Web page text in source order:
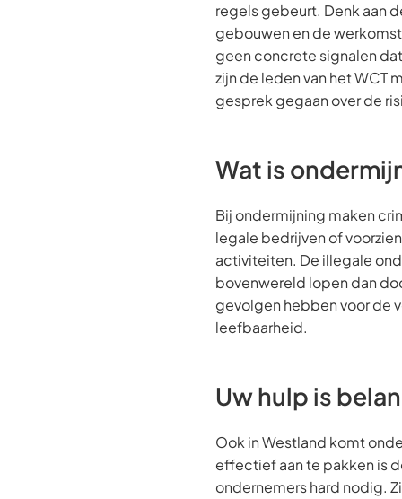
regels gebeurt. Denk aan
gebouwen en de
geen concrete signalen
zijn de leden van het WCT
gesprek gegaan over de
Wat is
Bij ondermijning maken
legale bedrijven of
activiteiten. De illegale
bovenwereld lopen dan
gevolgen hebben voor de
leefbaarheid.
Uw hulp is
Ook in Westland komt
effectief aan te pakken is
ondernemers hard nodig.